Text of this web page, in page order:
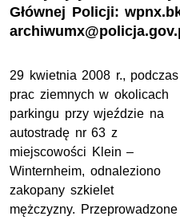
Głównej Policji:
29 kwietnia 2008 r., podczas
prac ziemnych w okolicach
parkingu przy wjeździe na
autostradę nr 63 z
miejscowości Klein –
Winternheim, odnaleziono
zakopany szkielet
mężczyzny. Przeprowadzone